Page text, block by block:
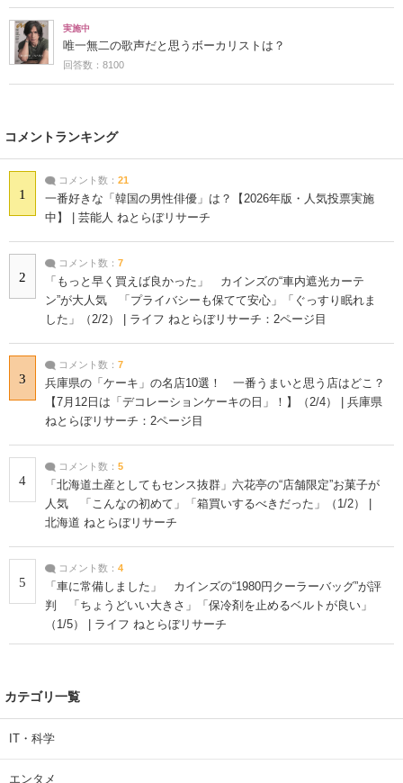
実施中
唯一無二の歌声だと思うボーカリストは？
回答数：8100
コメントランキング
1
コメント数： 21
一番好きな「韓国の男性俳優」は？【2026年版・人気投票実施
中】 | 芸能人 ねとらぼリサーチ
2
コメント数： 7
「もっと早く買えば良かった」 カインズの“車内遮光カーテ
ン”が大人気 「プライバシーも保てて安心」「ぐっすり眠れま
した」（2/2） | ライフ ねとらぼリサーチ：2ページ目
3
コメント数： 7
兵庫県の「ケーキ」の名店10選！ 一番うまいと思う店はどこ？
【7月12日は「デコレーションケーキの日」！】（2/4） | 兵庫県
ねとらぼリサーチ：2ページ目
4
コメント数： 5
「北海道土産としてもセンス抜群」六花亭の“店舗限定”お菓子が
人気 「こんなの初めて」「箱買いするべきだった」（1/2） |
北海道 ねとらぼリサーチ
5
コメント数： 4
「車に常備しました」 カインズの“1980円クーラーバッグ”が評
判 「ちょうどいい大きさ」「保冷剤を止めるベルトが良い」
（1/5） | ライフ ねとらぼリサーチ
カテゴリ一覧
IT・科学
エンタメ